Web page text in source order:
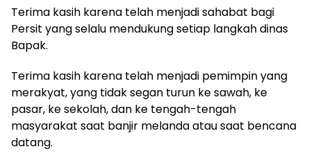
Terima kasih karena telah menjadi sahabat bagi
Persit yang selalu mendukung setiap langkah dinas
Bapak.
Terima kasih karena telah menjadi pemimpin yang
merakyat, yang tidak segan turun ke sawah, ke
pasar, ke sekolah, dan ke tengah-tengah
masyarakat saat banjir melanda atau saat bencana
datang.